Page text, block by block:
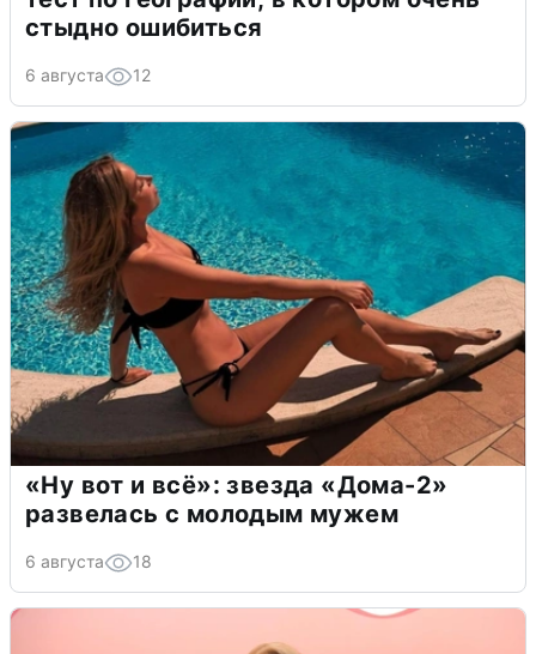
стыдно ошибиться
6 августа 12
«Ну вот и всё»: звезда «Дома-2»
развелась с молодым мужем
6 августа 18